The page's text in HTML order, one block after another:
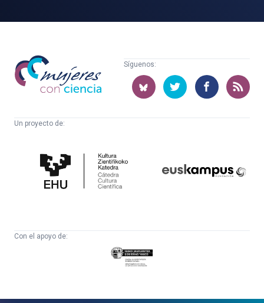
Mujeres
con
ciencia
Síguenos:
Un proyecto de:
Cultura
Científica
Con el apoyo de:
Eusko
Jaurlaritza